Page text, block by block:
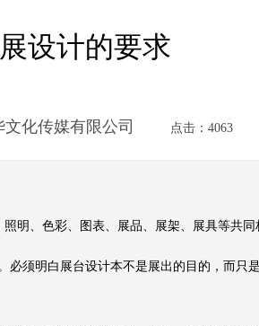
设计的要求
化传媒有限公司 点击：4063
明、色彩、图表、展品、展架、展具等共同
明白展台设计本不是展出的目的，而只